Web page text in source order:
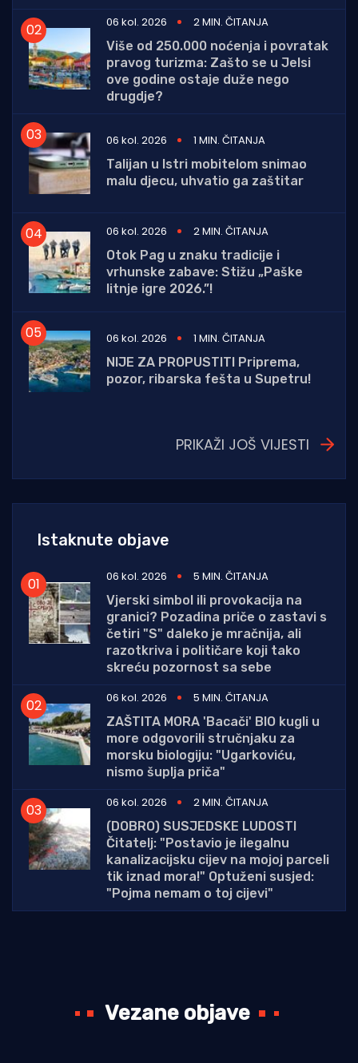
06 kol. 2026
2 MIN. ČITANJA
Više od 250.000 noćenja i povratak
pravog turizma: Zašto se u Jelsi
ove godine ostaje duže nego
drugdje?
06 kol. 2026
1 MIN. ČITANJA
Talijan u Istri mobitelom snimao
malu djecu, uhvatio ga zaštitar
06 kol. 2026
2 MIN. ČITANJA
Otok Pag u znaku tradicije i
vrhunske zabave: Stižu „Paške
litnje igre 2026.”!
06 kol. 2026
1 MIN. ČITANJA
NIJE ZA PROPUSTITI Priprema,
pozor, ribarska fešta u Supetru!
PRIKAŽI JOŠ VIJESTI
Istaknute objave
06 kol. 2026
5 MIN. ČITANJA
Vjerski simbol ili provokacija na
granici? Pozadina priče o zastavi s
četiri "S" daleko je mračnija, ali
razotkriva i političare koji tako
skreću pozornost sa sebe
06 kol. 2026
5 MIN. ČITANJA
ZAŠTITA MORA 'Bacači' BIO kugli u
more odgovorili stručnjaku za
morsku biologiju: "Ugarkoviću,
nismo šuplja priča"
06 kol. 2026
2 MIN. ČITANJA
(DOBRO) SUSJEDSKE LUDOSTI
Čitatelj: "Postavio je ilegalnu
kanalizacijsku cijev na mojoj parceli
tik iznad mora!" Optuženi susjed:
"Pojma nemam o toj cijevi"
Vezane objave